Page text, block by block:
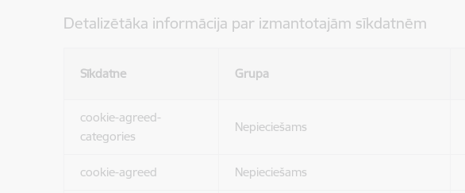
Detalizētāka informācija par izmantotajām sīkdatnēm
Sīkdatne Grupa
cookie-agreed-
categories
Nepieciešams
cookie-agreed Nepieciešams